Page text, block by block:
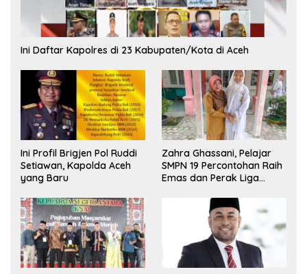
Ini Daftar Kapolres di 23 Kabupaten/Kota di Aceh
Ini Profil Brigjen Pol Ruddi
Setiawan, Kapolda Aceh
yang Baru
Zahra Ghassani, Pelajar
SMPN 19 Percontohan Raih
Emas dan Perak Liga